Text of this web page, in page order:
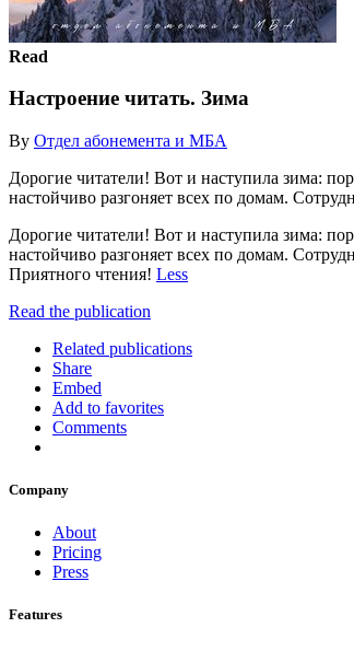
Read
Настроение читать. Зима
By Отдел абонемента и МБА
Дорогие читатели! Вот и наступила зима:
настойчиво разгоняет всех по домам.
Дорогие читатели! Вот и наступила зима:
настойчиво разгоняет всех по домам.
Приятного чтения! Less
Read the publication
Related publications
Share
Embed
Add to favorites
Comments
Company
About
Pricing
Press
Features